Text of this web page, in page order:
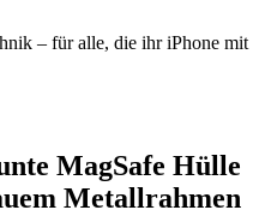
– für alle, die ihr iPhone mit
MagSafe Hülle
Metallrahmen